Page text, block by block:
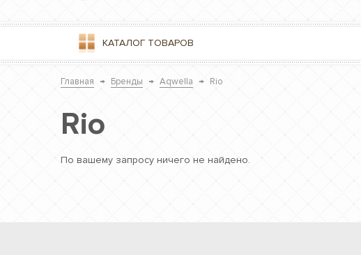
КАТАЛОГ ТОВАРОВ
Главная → Бренды → Aqwella → Rio
Rio
По вашему запросу ничего не найдено.